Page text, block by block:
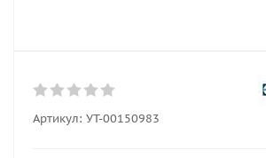
Артикул: УТ-00150983